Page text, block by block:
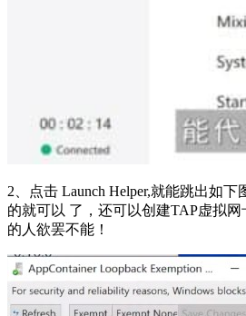
2、点击 Launch Helper,就能跳出如
的就可以 了，还可以创建TAP虚拟
的人欲罢不能！